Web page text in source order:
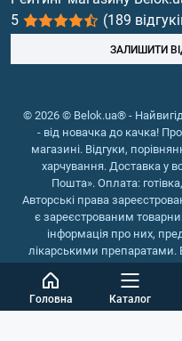
Головна Каталог
Риб'ячий жир, жирні
5
(189
ЗАЛИШИТИ
© 2026 © Belok.ua® -
- від новачка до качка!
магазині. Відгуки,
харчування. Доставка у
Пошта». Оплата:
Авторські права
є зареєстрованим
інформація про них,
лікарськими препаратами.
зняття симптомів
Інтернет магазин Belok.ua